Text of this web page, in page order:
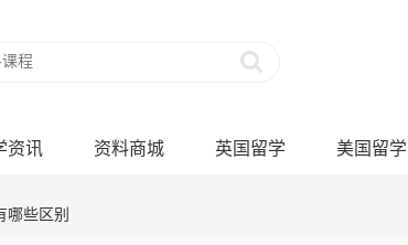
资讯 资料商城 英国留学 美国留学
哪些区别